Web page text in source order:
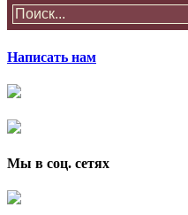
Написать нам
Мы в соц. сетях